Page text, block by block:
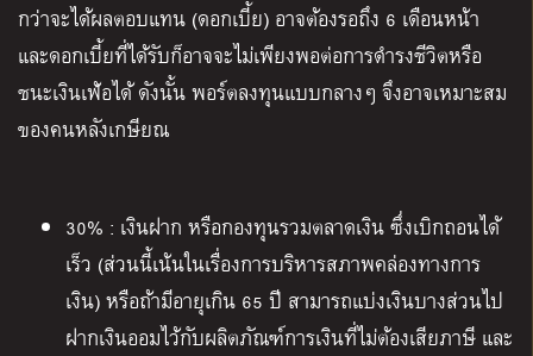
กว่าจะได้ผลตอบแทน (ดอกเบี้ย) อาจต้องรอถึง 6 เดือนหน้า
และดอกเบี้ยที่ได้รับก็อาจจะไม่เพียงพอต่อการดำรงชีวิตหรือ
ชนะเงินเฟ้อได้ ดังนั้น พอร์ตลงทุนแบบกลางๆ จึงอาจเหมาะสม
ของคนหลังเกษียณ
30% : เงินฝาก หรือกองทุนรวมตลาดเงิน ซึ่งเบิกถอนได้
เร็ว (ส่วนนี้เน้นในเรื่องการบริหารสภาพคล่องทางการ
เงิน)หรือถ้ามีอายุเกิน 65 ปี สามารถแบ่งเงินบางส่วนไป
ฝากเงินออมไว้กับผลิตภัณฑ์การเงินที่ไม่ต้องเสียภาษี และ